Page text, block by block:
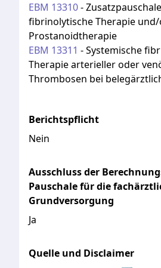
EBM 13310-
fibrinolytische Therapie
Prostanoidtherapie
EBM 13311 -Systemische
Therapie arterieller oder
Thrombosen bei
Berichtspflicht
Nein
Ausschluss der
Pauschale für die
Grundversorgung
Ja
Quelle und Disclaimer